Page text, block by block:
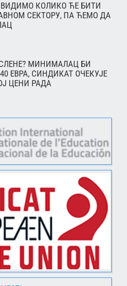
КОЛИКО ЋЕ БИТИ
СЕКТОРУ, ПА ЋЕМО ДА
МИНИМАЛАЦ БИ
ЕВРА, СИНДИКАТ ОЧЕКУЈЕ
ЦЕНИ РАДА